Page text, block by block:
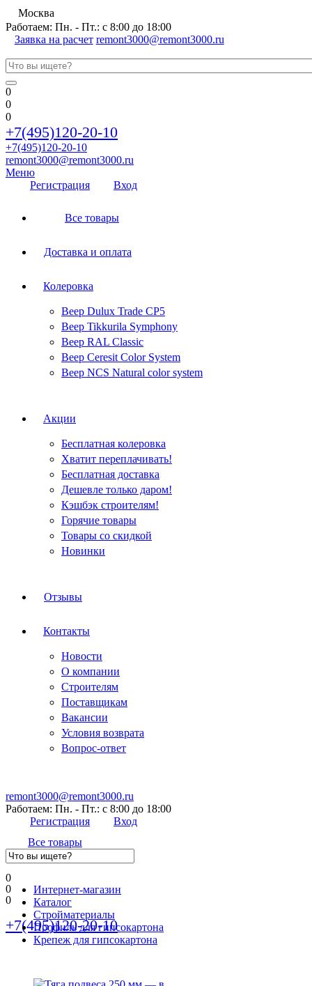
Москва
Работаем: Пн. - Пт.: с 8:00 до 18:00
Заявка на расчет remont3000@remont3000.ru
0
0
0
+7(495)120-20-10
+7(495)120-20-10
remont3000@remont3000.ru
Меню
Регистрация
Вход
Все товары
Доставка и оплата
Колеровка
Веер Dulux Trade CP5
Веер Tikkurila Symphony
Веер RAL Classic
Веер Ceresit Color System
Веер NCS Natural color system
Акции
Бесплатная колеровка
Хватит переплачивать!
Бесплатная доставка
Дешевле только даром!
Кэшбэк строителям!
Горячие товары
Товары со скидкой
Новинки
Отзывы
Контакты
Новости
О компании
Строителям
Поставщикам
Вакансии
Условия возврата
Вопрос-ответ
remont3000@remont3000.ru
Работаем: Пн. - Пт.: с 8:00 до 18:00
Регистрация
Вход
Все товары
0
0
0
+7(495)120-20-10
Интернет-магазин
Каталог
Стройматериалы
Профиль для гипсокартона
Крепеж для гипсокартона